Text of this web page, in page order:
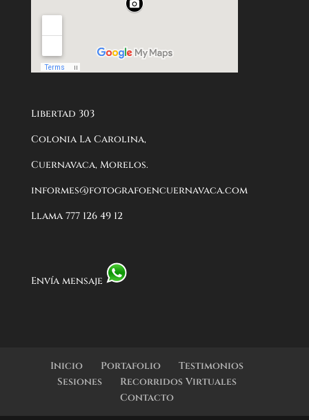
Libertad 303
Colonia La Carolina,
Cuernavaca, Morelos.
informes@fotografoencuernavaca.com
Llama 777 126 49 12
Envía mensaje
Inicio Portafolio
Testimonios
Sesiones
Recorridos Virtuales
Contacto